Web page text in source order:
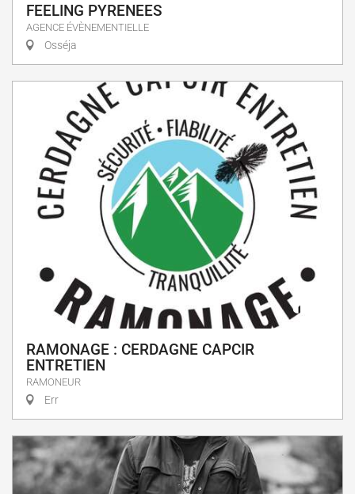
FEELING PYRENEES
AGENCE ÉVÈNEMENTIELLE
Osséja
RAMONAGE : CERDAGNE CAPCIR
ENTRETIEN
RAMONEUR
Err